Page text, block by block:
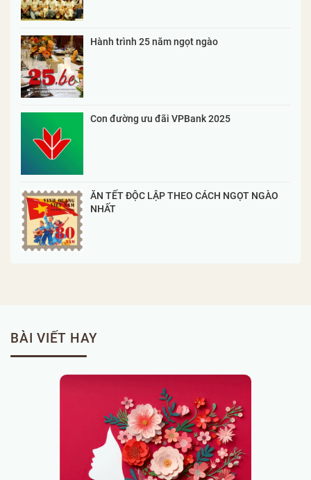
Hành trình 25 năm ngọt ngào
Con đường ưu đãi VPBank 2025
ĂN TẾT ĐỘC LẬP THEO CÁCH NGỌT NGÀO
NHẤT
BÀI VIẾT HAY